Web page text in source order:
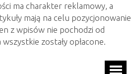
ma charakter reklamowy, a
mają na celu pozycjonowanie
z wpisów nie pochodzi od
zostały opłacone.